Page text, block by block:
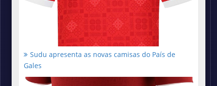
Sudu apresenta as novas camisas do País de
Gales